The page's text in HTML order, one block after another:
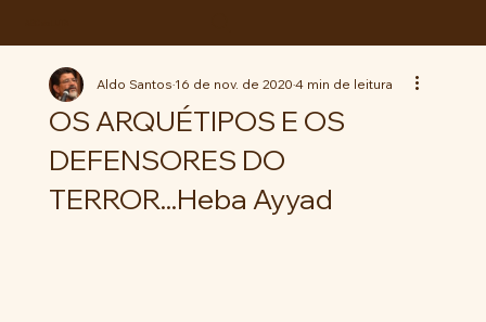
OS ARQUÉTIPOS E OS
DEFENSORES DO
TERROR...Heba Ayyad
Aldo Santos16 de nov. de 20204 min de leitura